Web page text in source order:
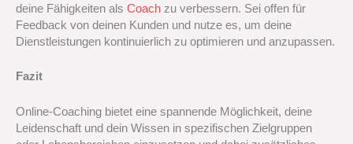
deine Fähigkeiten als Coach zu verbessern. Sei offen für
Feedback von deinen Kunden und nutze es, um deine
Dienstleistungen kontinuierlich zu optimieren und anzupassen.
Fazit
Online-Coaching bietet eine spannende Möglichkeit, deine
Leidenschaft und dein Wissen in spezifischen Zielgruppen